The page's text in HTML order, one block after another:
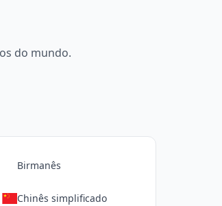
do mundo.
Birmanês
Chinês simplificado